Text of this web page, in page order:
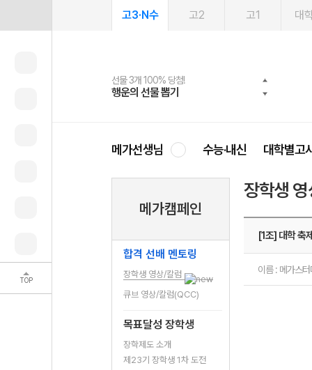
TOP
고3·N수 고2 고1 대
선물 3개 100% 당첨!
행운의 선물 뽑기
선물 100% 증정!
메가스터디 X 올리브
여름방학 스터디 캐시백
메가런 썸머스쿨
2027 러셀 단과
강사 공개선발
스마트러닝앱
설문 EVENT
메가패스
3일 무료 체험권
메가패스 수강생 무료혜택!
메가클럽 멤버십
사회공헌 캠페인
희망이룸 메가나눔
메가선생님 수능·내신 대학별고
메가캠페인
합격 선배 멘토링
장학생 영상/칼럼
큐브 영상/칼럼(QCC)
목표달성 장학생
장학제도 소개
제23기 장학생 1차 도전
장학생
[1조] 대학 축
이름 : 메가스